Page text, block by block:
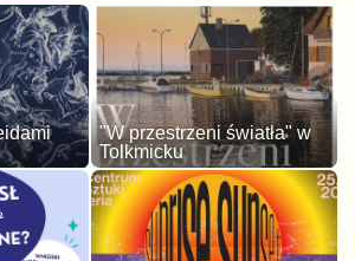
"W przestrzeni światła" w
Tolkmicku